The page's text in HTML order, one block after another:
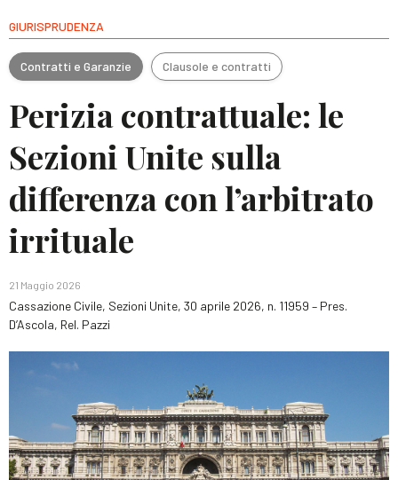
GIURISPRUDENZA
Contratti e Garanzie Clausole e contratti
Perizia contrattuale: le
Sezioni Unite sulla
differenza con l’arbitrato
irrituale
21 Maggio 2026
Cassazione Civile, Sezioni Unite, 30 aprile 2026, n. 11959 – Pres.
D’Ascola, Rel. Pazzi